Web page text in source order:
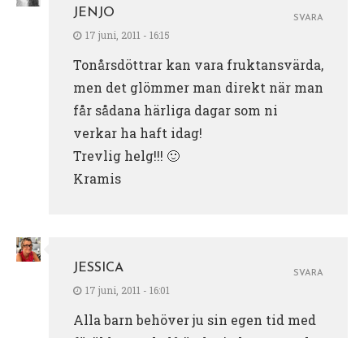
JENJO
17 juni, 2011 - 16:15
Tonårsdöttrar kan vara fruktansvärda,
men det glömmer man direkt när man
får sådana härliga dagar som ni
verkar ha haft idag!
Trevlig helg!!! 🙂
Kramis
SVARA
JESSICA
17 juni, 2011 - 16:01
Alla barn behöver ju sin egen tid med
SVARA